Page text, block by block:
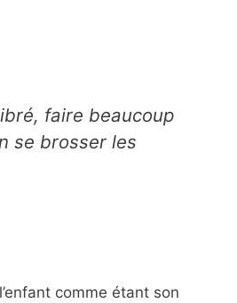
faire beaucoup
se brosser les
comme étant son